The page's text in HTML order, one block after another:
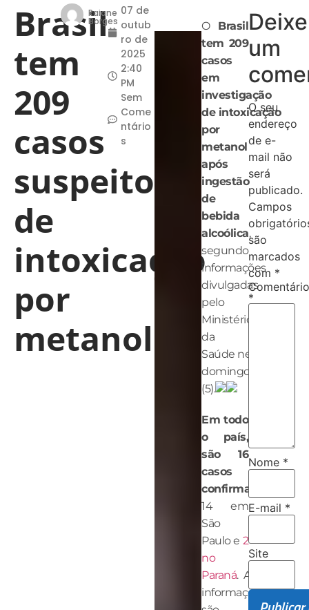
Brasil
tem
209
casos
suspeitos
de
intoxicação
por
metanol
Raiane
Borges
07 de
outub
ro de
2025
2:40
PM
Sem
Come
ntário
s
O Brasil
tem 209
casos
em
investigação
de intoxicação
por
metanol
após
ingestão
de
bebida
alcoólica,
segundo
informações
divulgadas
pelo
Ministério
da
Saúde neste
domingo
(5).
Em todo
o país,
são 16
casos
confirmados
14 em
São
Paulo e 2
no
Paraná. As
informações
Deixe
um
O seu
endereço
de e-
mail não
será
publicado.
Campos
são
marcados
com *
Comentário
*
Nome *
E-mail *
Site